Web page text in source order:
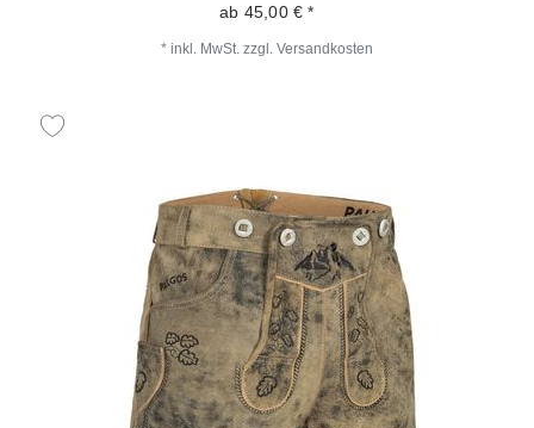
ab 45,00 € *
* inkl. MwSt. zzgl. Versandkosten